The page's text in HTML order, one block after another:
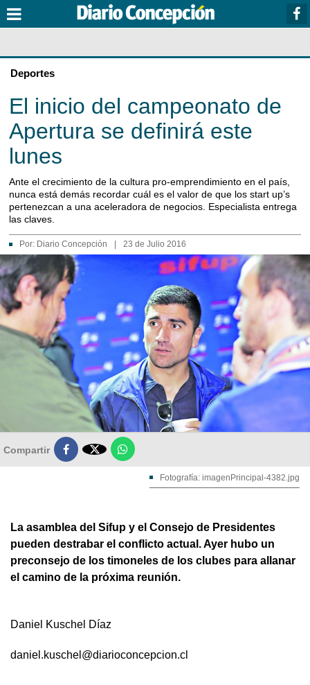
Deportes
El inicio del campeonato de
Apertura se definirá este
lunes
Ante el crecimiento de la cultura pro-emprendimiento en el país,
nunca está demás recordar cuál es el valor de que los start up’s
pertenezcan a una aceleradora de negocios. Especialista entrega
las claves.
Por: Diario Concepción 23 de Julio 2016
Compartir 
Fotografía: imagenPrincipal-4382.jpg
La asamblea del Sifup y el Consejo de Presidentes
pueden destrabar el conflicto actual. Ayer hubo un
preconsejo de los timoneles de los clubes para allanar
el camino de la próxima reunión.
Daniel Kuschel Díaz
daniel.kuschel@diarioconcepcion.cl